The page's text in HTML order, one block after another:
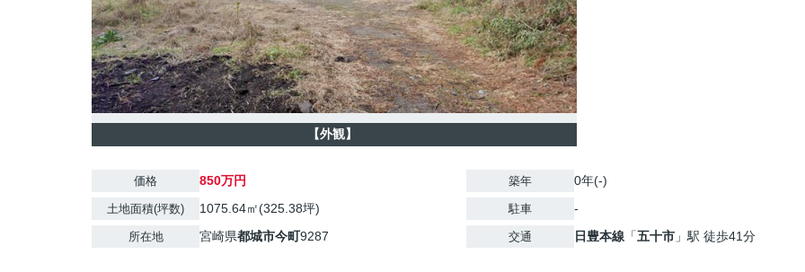
【外観】
価格 850万円
土地面積(坪数) 1075.64㎡(325.38坪)
所在地 宮崎県都城市今町9287
築年 0年(-)
駐車 -
交通 日豊本線 「五十市 」駅 徒歩41分